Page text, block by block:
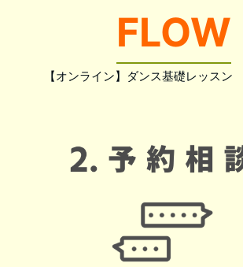
【オンライン】ダンス基礎レッス
FLOW